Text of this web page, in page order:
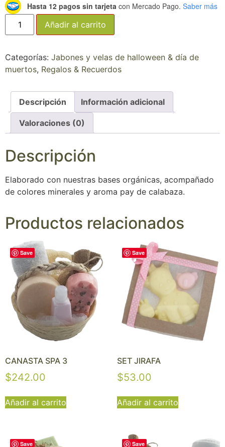
Hasta 12 pagos sin tarjeta con Mercado Pago. Saber más
Añadir al carrito
Categorías: Jabones y velas de halloween & día de
muertos, Regalos & Recuerdos
Descripción Información adicional
Valoraciones (0)
Descripción
Elaborado con nuestras bases orgánicas, acompañado
de colores minerales y aroma pay de calabaza.
Productos relacionados
Save
CANASTA SPA 3
$242.00
Añadir al carrito
Save
SET JIRAFA
$53.00
Añadir al carrito
Save Save